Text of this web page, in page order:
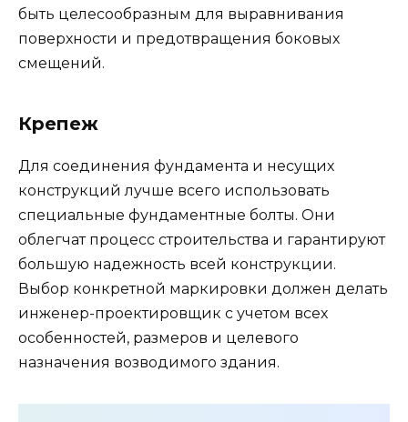
быть целесообразным для выравнивания
поверхности и предотвращения боковых
смещений.
Крепеж
Для соединения фундамента и несущих
конструкций лучше всего использовать
специальные фундаментные болты. Они
облегчат процесс строительства и гарантируют
большую надежность всей конструкции.
Выбор конкретной маркировки должен делать
инженер-проектировщик с учетом всех
особенностей, размеров и целевого
назначения возводимого здания.